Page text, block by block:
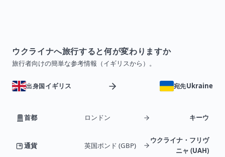
ウクライナへ旅行すると何が変わりますか
旅行者向けの簡単な参考情報（イギリスから）。
出身国イギリス 宛先Ukraine
首都 ロンドン キーウ
通貨 英国ポンド (GBP)
ウクライナ・フリヴ
ニャ (UAH)